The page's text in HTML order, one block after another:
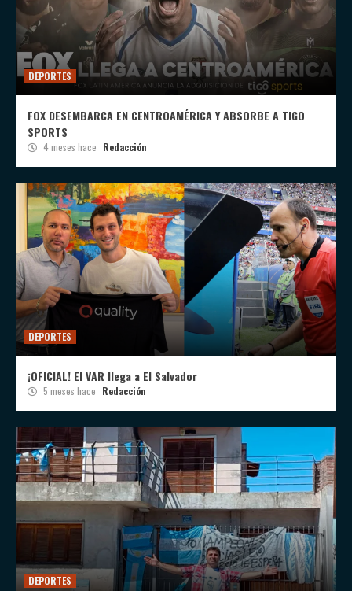
DEPORTES
FOX DESEMBARCA EN CENTROAMÉRICA Y ABSORBE A TIGO
SPORTS
4 meses hace Redacción
DEPORTES
¡OFICIAL! El VAR llega a El Salvador
5 meses hace Redacción
DEPORTES